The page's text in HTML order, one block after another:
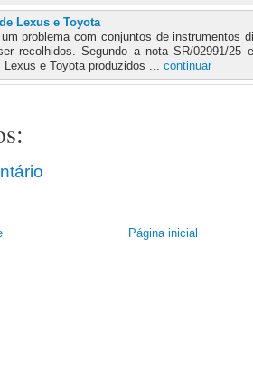
Lexus e Toyota
problema com conjuntos de instrumentos
recolhidos. Segundo a nota SR/02991/25
Lexus e Toyota produzidos ... continuar
Página inicial